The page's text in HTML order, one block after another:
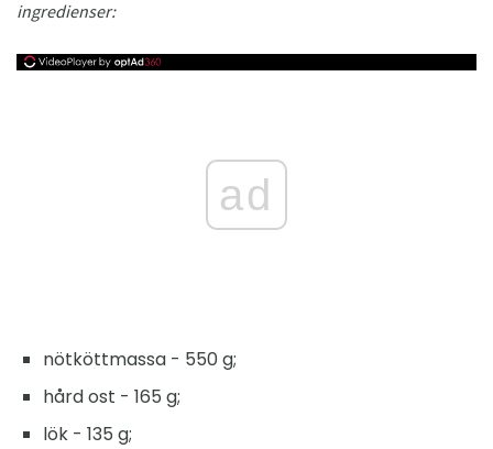
ingredienser:
ad
nötköttmassa - 550 g;
hård ost - 165 g;
lök - 135 g;